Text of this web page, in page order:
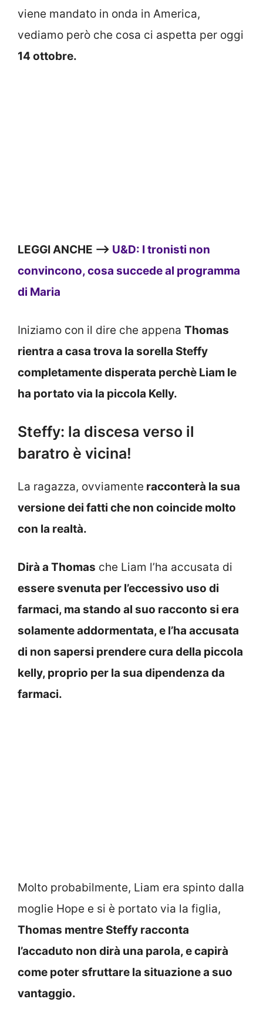
viene mandato in onda in America,
vediamo però che cosa ci aspetta per oggi
14 ottobre.
LEGGI ANCHE —> U&D: I tronisti non
convincono, cosa succede al programma
di Maria
Iniziamo con il dire che appena Thomas
rientra a casa trova la sorella Steffy
completamente disperata perchè Liam le
ha portato via la piccola Kelly.
Steffy: la discesa verso il
baratro è vicina!
La ragazza, ovviamente racconterà la sua
versione dei fatti che non coincide molto
con la realtà.
Dirà a Thomas che Liam l’ha accusata di
essere svenuta per l’eccessivo uso di
farmaci, ma stando al suo racconto si era
solamente addormentata, e l’ha accusata
di non sapersi prendere cura della piccola
kelly, proprio per la sua dipendenza da
farmaci.
Molto probabilmente, Liam era spinto dalla
moglie Hope e si è portato via la figlia,
Thomas mentre Steffy racconta
l’accaduto non dirà una parola, e capirà
come poter sfruttare la situazione a suo
vantaggio.